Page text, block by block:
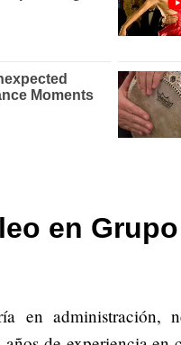
en
en administración,